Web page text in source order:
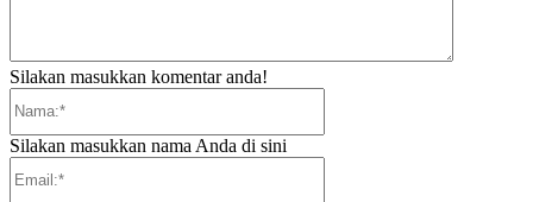
Silakan masukkan komentar anda!
Silakan masukkan nama Anda di sini